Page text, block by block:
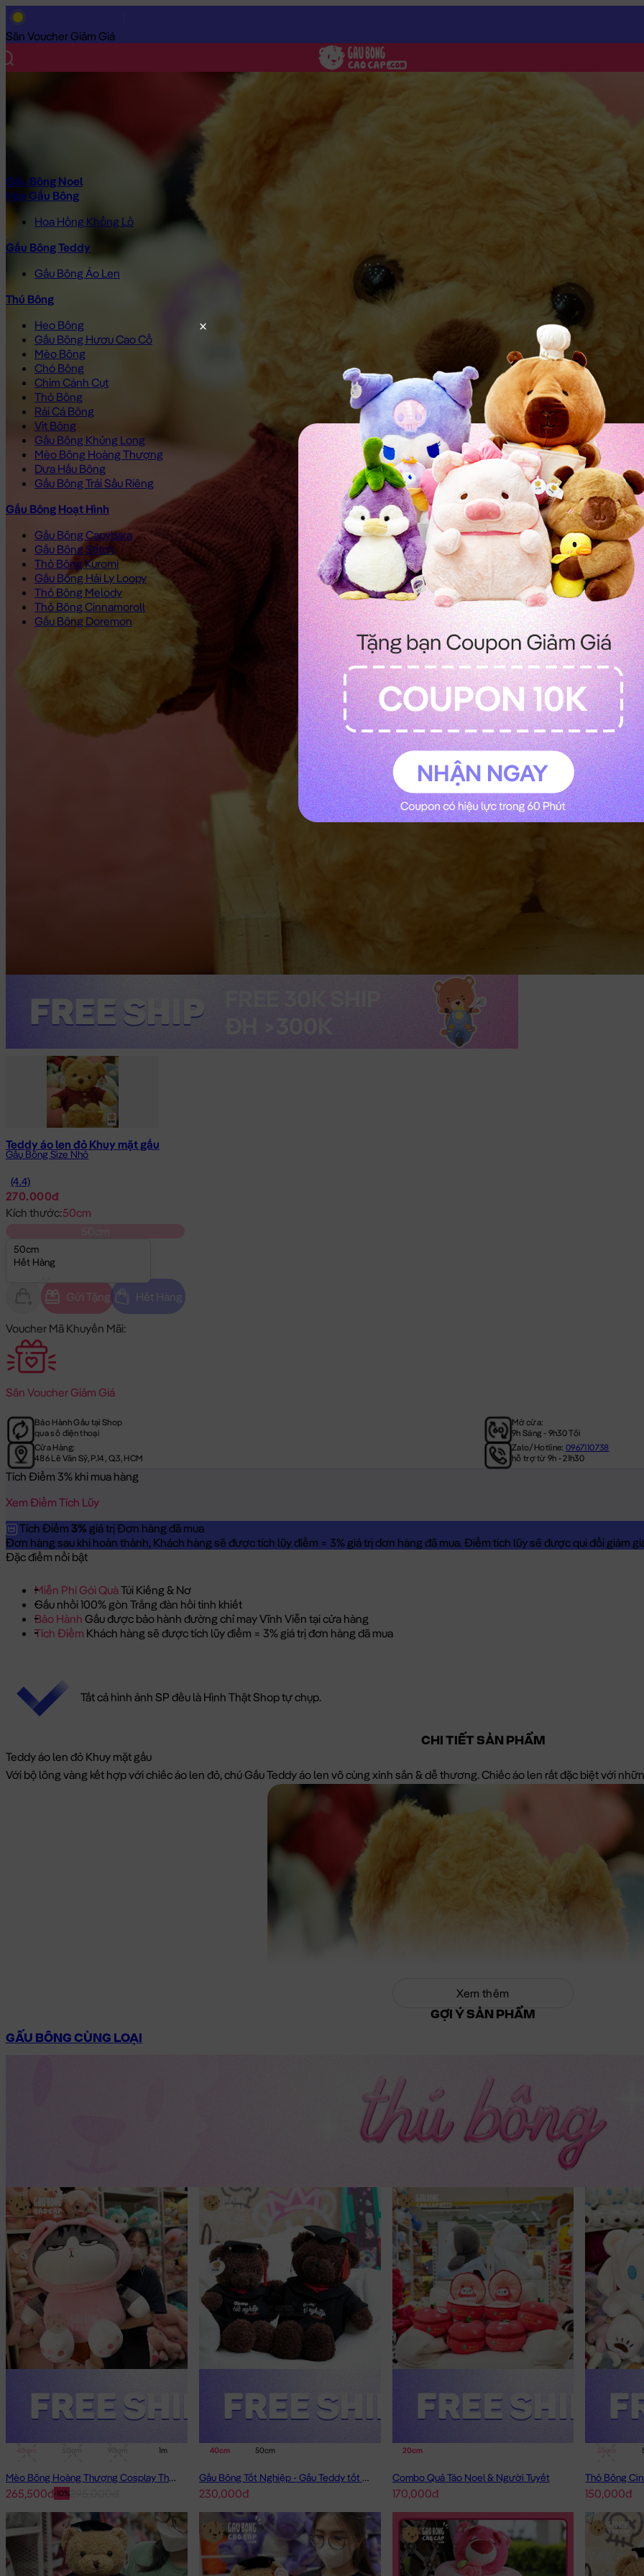
Săn Voucher Giảm Giá
Gấu Bông Noel
Hoa Gấu Bông
Hoa Hồng Khổng Lồ
Gấu Bông Teddy
Gấu Bông Áo Len
Thú Bông
Heo Bông
Gấu Bông Hươu Cao Cổ
Mèo Bông
Chó Bông
Chim Cánh Cụt
Thỏ Bông
Rái Cá Bông
Vịt Bông
Gấu Bông Khủng Long
Mèo Bông Hoàng Thượng
Dưa Hấu Bông
Gấu Bông Trái Sầu Riêng
Gấu Bông Hoạt Hình
Gấu Bông Capybara
Gấu Bông Stitch
Thỏ Bông Kuromi
Gấu Bông Hải Ly Loopy
Thỏ Bông Melody
Thỏ Bông Cinnamoroll
Gấu Bông Doremon
Trang Chủ
Teddy áo len đỏ Khuy mặt gấu
Gấu Bông Size Nhỏ
(4.4)
270.000đ
Kích thước:50cm
50cm
Hết Hàng
Gửi Tặng Hết Hàng
Voucher Mã Khuyến Mãi:
Săn Voucher Giảm Giá
Bảo Hành Gấu tại Shop
qua số điện thoại
Mở cửa:
9h Sáng - 9h30 Tối
Cửa Hàng:
486 Lê Văn Sỹ, P.14, Q.3, HCM
Zalo/Hotline:0967110738
hỗ trợ từ 9h - 21h30
Tích Điểm 3% khi mua hàng
Xem Điểm Tích Lũy
Tích Điểm 3% giá trị Đơn hàng đã mua
Đơn hàng sau khi hoàn thành, Khách hàng sẽ được tích lũy điểm = 3% giá trị đơn hàng đã mua. Điểm tích lũy sẽ được qui đổi giảm
Đặc điểm nổi bật
Miễn Phí Gói QuàTúi Kiếng & Nơ
Gấu nhồi 100% gòn Trắng đàn hồi tinh khiết
Bảo Hành Gấu được bảo hành đường chỉ may Vĩnh Viễn tại cửa hàng
Tích Điểm Khách hàng sẽ được tích lũy điểm = 3% giá trị đơn hàng đã mua
Tất cả hình ảnh SP đều là Hình Thật Shop tự chụp.
CHI TIẾT SẢN PHẨM
Teddy áo len đỏ Khuy mặt gấu
Với bộ lông vàng kết hợp với chiếc áo len đỏ, chú Gấu Teddy áo len vô cùng xinh sắn & dễ thương. Chiếc áo len rất đặc biệt với
Gấu Teddy áo len khuy mặt Gấu
Teddy áo len đỏ Khuy mặt gấu đang nằm trong danh sách những sản phẩm Gấu Bông Size NhỏBÁN CHẠY và đang được các bạn
Xem thêm
GỢI Ý SẢN PHẨM
GẤU BÔNG CÙNG LOẠI
1m
Mèo Bông Hoàng Thượng Cosplay Thỏ Hồng
-10%
265,500đ
40cm 50cm
Gấu Bông Tốt Nghiệp - Gấu Teddy tốt nghiệp lông xù màu Nâu
230,000đ
20cm
Combo Quả Táo Noel & Người Tuyết
170,000đ 150,000đ